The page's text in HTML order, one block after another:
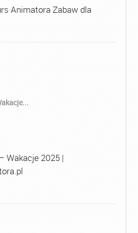
Animatora Zabaw dla
Wakacje 2025 |